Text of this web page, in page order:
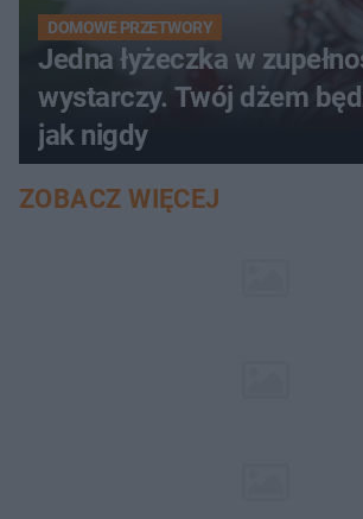
DOMOWE PRZETWORY
Jedna łyżeczka w
wystarczy. Twój dżem
jak nigdy
ZOBACZ WIĘCEJ